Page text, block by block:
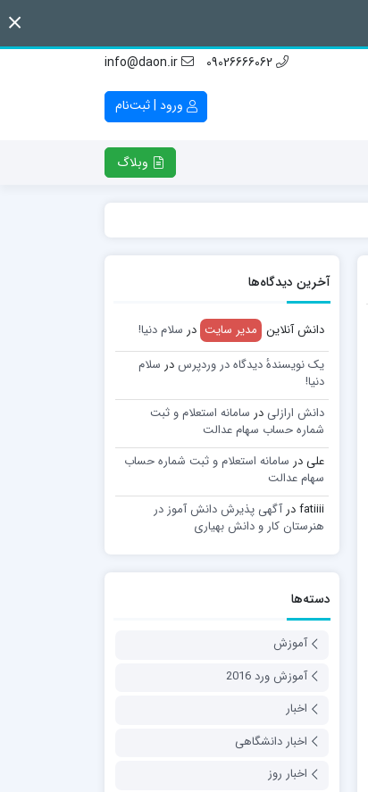
09026666062
info@daon.ir
ورود | ثبت‌نام
وبلاگ
آخرین دیدگاه‌ها
دانش آنلاین مدیر سایت در سلام دنیا!
یک نویسندهٔ دیدگاه در وردپرس در سلام
دنیا!
دانش ارازلی در سامانه استعلام و ثبت
شماره حساب سهام عدالت
علیدر سامانه استعلام و ثبت شماره حساب
سهام عدالت
fatiiiiدرآگهی پذیرش دانش آموز در
هنرستان کار و دانش بهیاری
دسته‌ها
آموزش
آموزش ورد 2016
اخبار
اخبار دانشگاهی
اخبار روز